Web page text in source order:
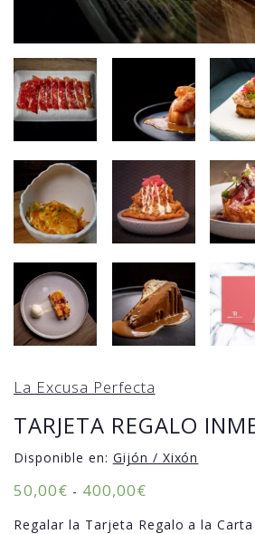
La Excusa Perfecta
TARJETA REGALO
Disponible en: Gijón / Xixón
50,00€ - 400,00€
Regalar la Tarjeta Regalo a la